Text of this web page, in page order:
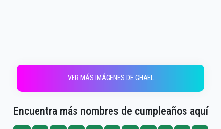
VER MÁS IMÁGENES DE GHAEL
Encuentra más nombres de cumpleaños aquí